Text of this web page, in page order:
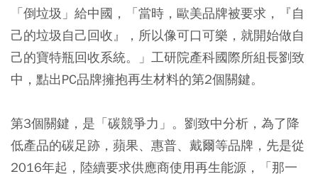
「倒垃圾」給中國，「當時，歐美品牌被要求，『自
己的垃圾自己回收』，所以像可口可樂，就開始做自
己的寶特瓶回收系統。」工研院產科國際所組長劉致
中，點出PC品牌擁抱再生材料的第2個關鍵。
第3個關鍵，是「碳競爭力」。劉致中分析，為了降
低產品的碳足跡，蘋果、惠普、戴爾等品牌，先是從
2016年起，陸續要求供應商使用再生能源，「那一